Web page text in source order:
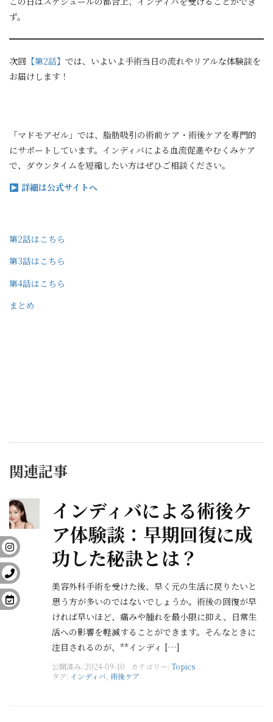
ず。
次回 【第2話】 では、いよいよ手術当日の流れやリアルな体験談を
お届けします！
「マドモアゼル」では、脂肪吸引の術前ケア・術後ケアを専門的
にサポートしています。インディバによる血流促進やむくみケア
で、ダウンタイムを短縮したい方はぜひご相談ください。
詳細は公式サイトへ
第2話はこちら
第3話はこちら
第4話はこちら
まとめ
関連記事
インディバによる術後ケ
ア体験談：早期回復に成
功した秘訣とは？
美容外科手術を受けた後、早く元の生活に戻りたいと
思う方が多いのではないでしょうか。術後の回復が早
ければ早いほど、痛みや腫れを最小限に抑え、日常生
活への影響を軽減することができます。そんなときに
注目されるのが、**インディ […]
公開済み: 2024-09-10 カテゴリー: Topics
タグ: インディバ 術後ケア